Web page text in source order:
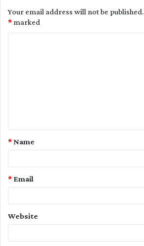
Your email address will not be published.
marked
*
Name
*
Email
*
Website